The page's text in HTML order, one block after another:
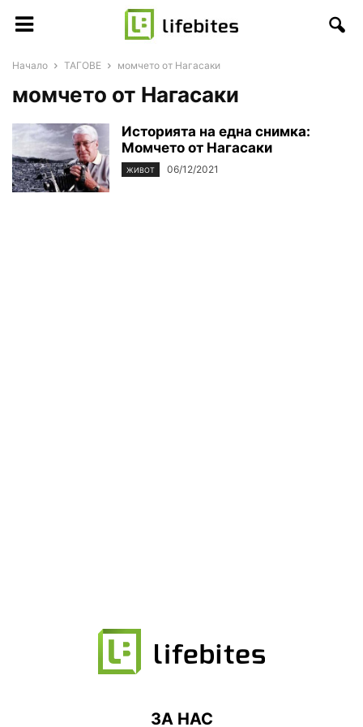
Начало ТАГОВЕ момчето от Нагасаки
момчето от Нагасаки
Историята на една снимка:
Момчето от Нагасаки
ЖИВОТ 06/12/2021
ЗА НАС